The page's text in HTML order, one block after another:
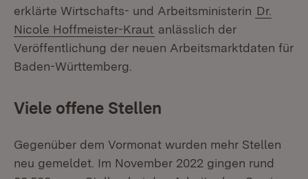
erklärte Wirtschafts- und Arbeitsministerin Dr.
Nicole Hoffmeister-Kraut anlässlich der
Veröffentlichung der neuen Arbeitsmarktdaten für
Baden-Württemberg.
Viele offene Stellen
Gegenüber dem Vormonat wurden mehr Stellen
neu gemeldet. Im November 2022 gingen rund